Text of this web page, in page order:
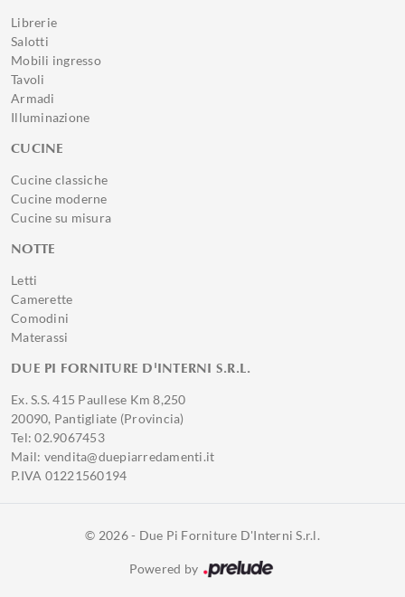
Librerie
Salotti
Mobili ingresso
Tavoli
Armadi
Illuminazione
CUCINE
Cucine classiche
Cucine moderne
Cucine su misura
NOTTE
Letti
Camerette
Comodini
Materassi
DUE PI FORNITURE D'INTERNI S.R.L.
Ex. S.S. 415 Paullese Km 8,250
20090, Pantigliate (Provincia)
Tel: 02.9067453
Mail: vendita@duepiarredamenti.it
P.IVA 01221560194
© 2026 - Due Pi Forniture D'Interni S.r.l.
Powered by